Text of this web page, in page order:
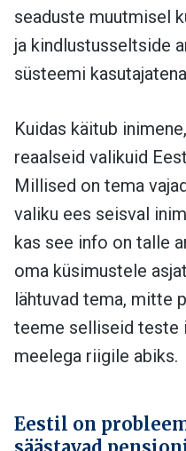
seaduste muutmisel
ja kindlustusseltside
süsteemi
Kuidas käitub
reaalseid valikuid
Millised on tema
valiku ees seisval
kas see info on talle
oma küsimustele
lähtuvad tema, mitte
teeme selliseid teste
meelega riigile abiks.
Eestil on